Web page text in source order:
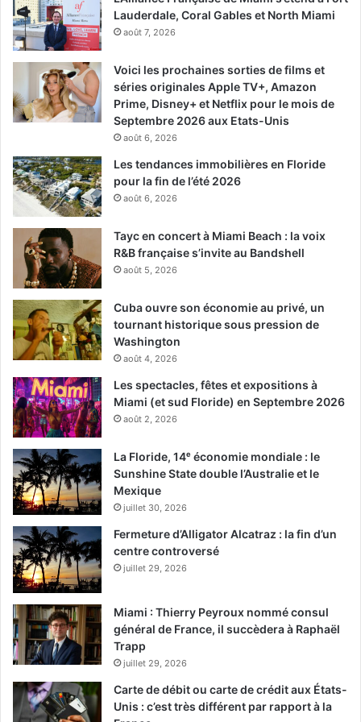
souhaitent pour leur part un changement radical.
Beaucoup font partie d’une middle-class peinant à joindre
les deux bouts ;une réalité souvent trop masquée par la
reprise économique dont, apparemment, tout le monde ne
profite pas.
[spacer color= »0061C2″ icon= »fa-arrow-circle-o-right »
style= »3″]
Les dernières nouvelles :
–Les néo-conservateurs, toujours contre Trump.
courant politique de droite libérale a été le plus influent
chez les Républicains pendant plusieurs décennies. Ils
n’ont jamais soutenu Donald Trump, mais leur leader
intellectuel a frappé fort hier en rendant public à 15h30 un
éditorial du Weekly Standard titré : « #NeverTrump : A
Final Word ». Et William Kristol de préciser : «
Trump nous avons en face de nous un candidat qui est
une personne rebutante, avec des préjugés dangereux, et
qui n’est pas à même d’être président. Quels que soient
les résultats demain, je suis fier d’avoir pris par à son
opposition. Nous avons choisi de combattre, et nous
avons eu raison de le faire.«
– Divisés sur le sujet,
favorables à Donald Trump
: www.buchanan.org/blog/
et www.theamericanconservativ
e.com
– Après avoir rouvert l’enquête sur les emails d’Hillary
Lauderdale, Coral Gables et North Miami
août 7, 2026
Voici les prochaines sorties de films et
séries originales Apple TV+, Amazon
Prime, Disney+ et Netflix pour le mois de
Septembre 2026 aux Etats-Unis
août 6, 2026
Les tendances immobilières en Floride
pour la fin de l’été 2026
août 6, 2026
Tayc en concert à Miami Beach : la voix
R&B française s’invite au Bandshell
août 5, 2026
Cuba ouvre son économie au privé, un
tournant historique sous pression de
Washington
août 4, 2026
Les spectacles, fêtes et expositions à
Miami (et sud Floride) en Septembre 2026
août 2, 2026
La Floride, 14ᵉ économie mondiale : le
Sunshine State double l’Australie et le
Mexique
juillet 30, 2026
Fermeture d’Alligator Alcatraz : la fin d’un
centre controversé
juillet 29, 2026
Miami : Thierry Peyroux nommé consul
général de France, il succèdera à Raphaël
Trapp
juillet 29, 2026
Carte de débit ou carte de crédit aux États-
Unis : c’est très différent par rapport à la